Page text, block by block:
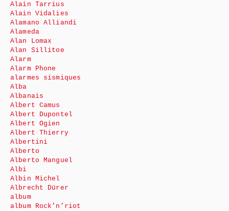
Alain Tarrius
Alain Vidalies
Alamano Alliandi
Alameda
Alan Lomax
Alan Sillitoe
Alarm
Alarm Phone
alarmes sismiques
Alba
Albanais
Albert Camus
Albert Dupontel
Albert Ogien
Albert Thierry
Albertini
Alberto
Alberto Manguel
Albi
Albin Michel
Albrecht Dürer
album
album Rock’n’riot